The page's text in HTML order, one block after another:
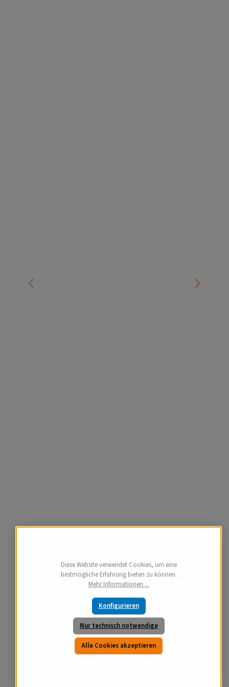
Diese Website verwendet Cookies, um eine
bestmögliche Erfahrung bieten zu können.
Mehr Informationen ...
Nur technisch notwendige
Konfigurieren
Alle Cookies akzeptieren